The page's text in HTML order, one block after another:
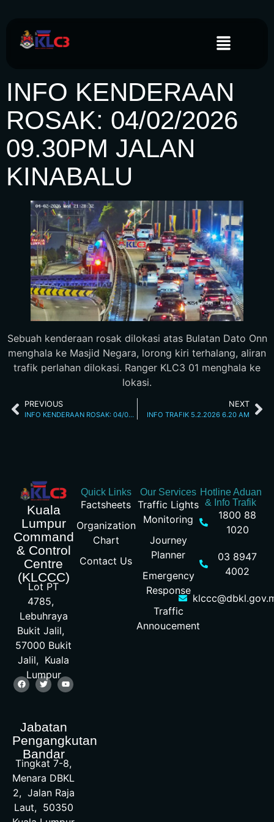
INFO KENDERAAN
ROSAK: 04/02/2026
09.30PM JALAN
KINABALU
Sebuah kenderaan rosak dilokasi atas Bulatan Dato Onn
menghala ke Masjid Negara, lorong kiri terhalang, aliran
trafik perlahan dilokasi. Ranger KLC3 01 menghala ke
lokasi.
PREVIOUS
INFO KENDERAAN ROSAK: 04/02/2026 08.30PM JALAN KUCHING
NEXT
INFO TRAFIK 5.2.2026 6.20 AM
Kuala
Lumpur
Command
& Control
Centre
(KLCCC)
Lot PT
4785,
Lebuhraya
Bukit Jalil,
57000 Bukit
Jalil, Kuala
Lumpur
Jabatan
Pengangkutan
Bandar
Tingkat 7-8,
Menara DBKL
2, Jalan Raja
Laut, 50350
Quick Links
Factsheets
Organization
Chart
Contact Us
Our Services
Traffic Lights
Monitoring
Journey
Planner
Emergency
Response
Traffic
Annoucement
Hotline Aduan
& Info Trafik
1800 88
1020
03 8947
4002